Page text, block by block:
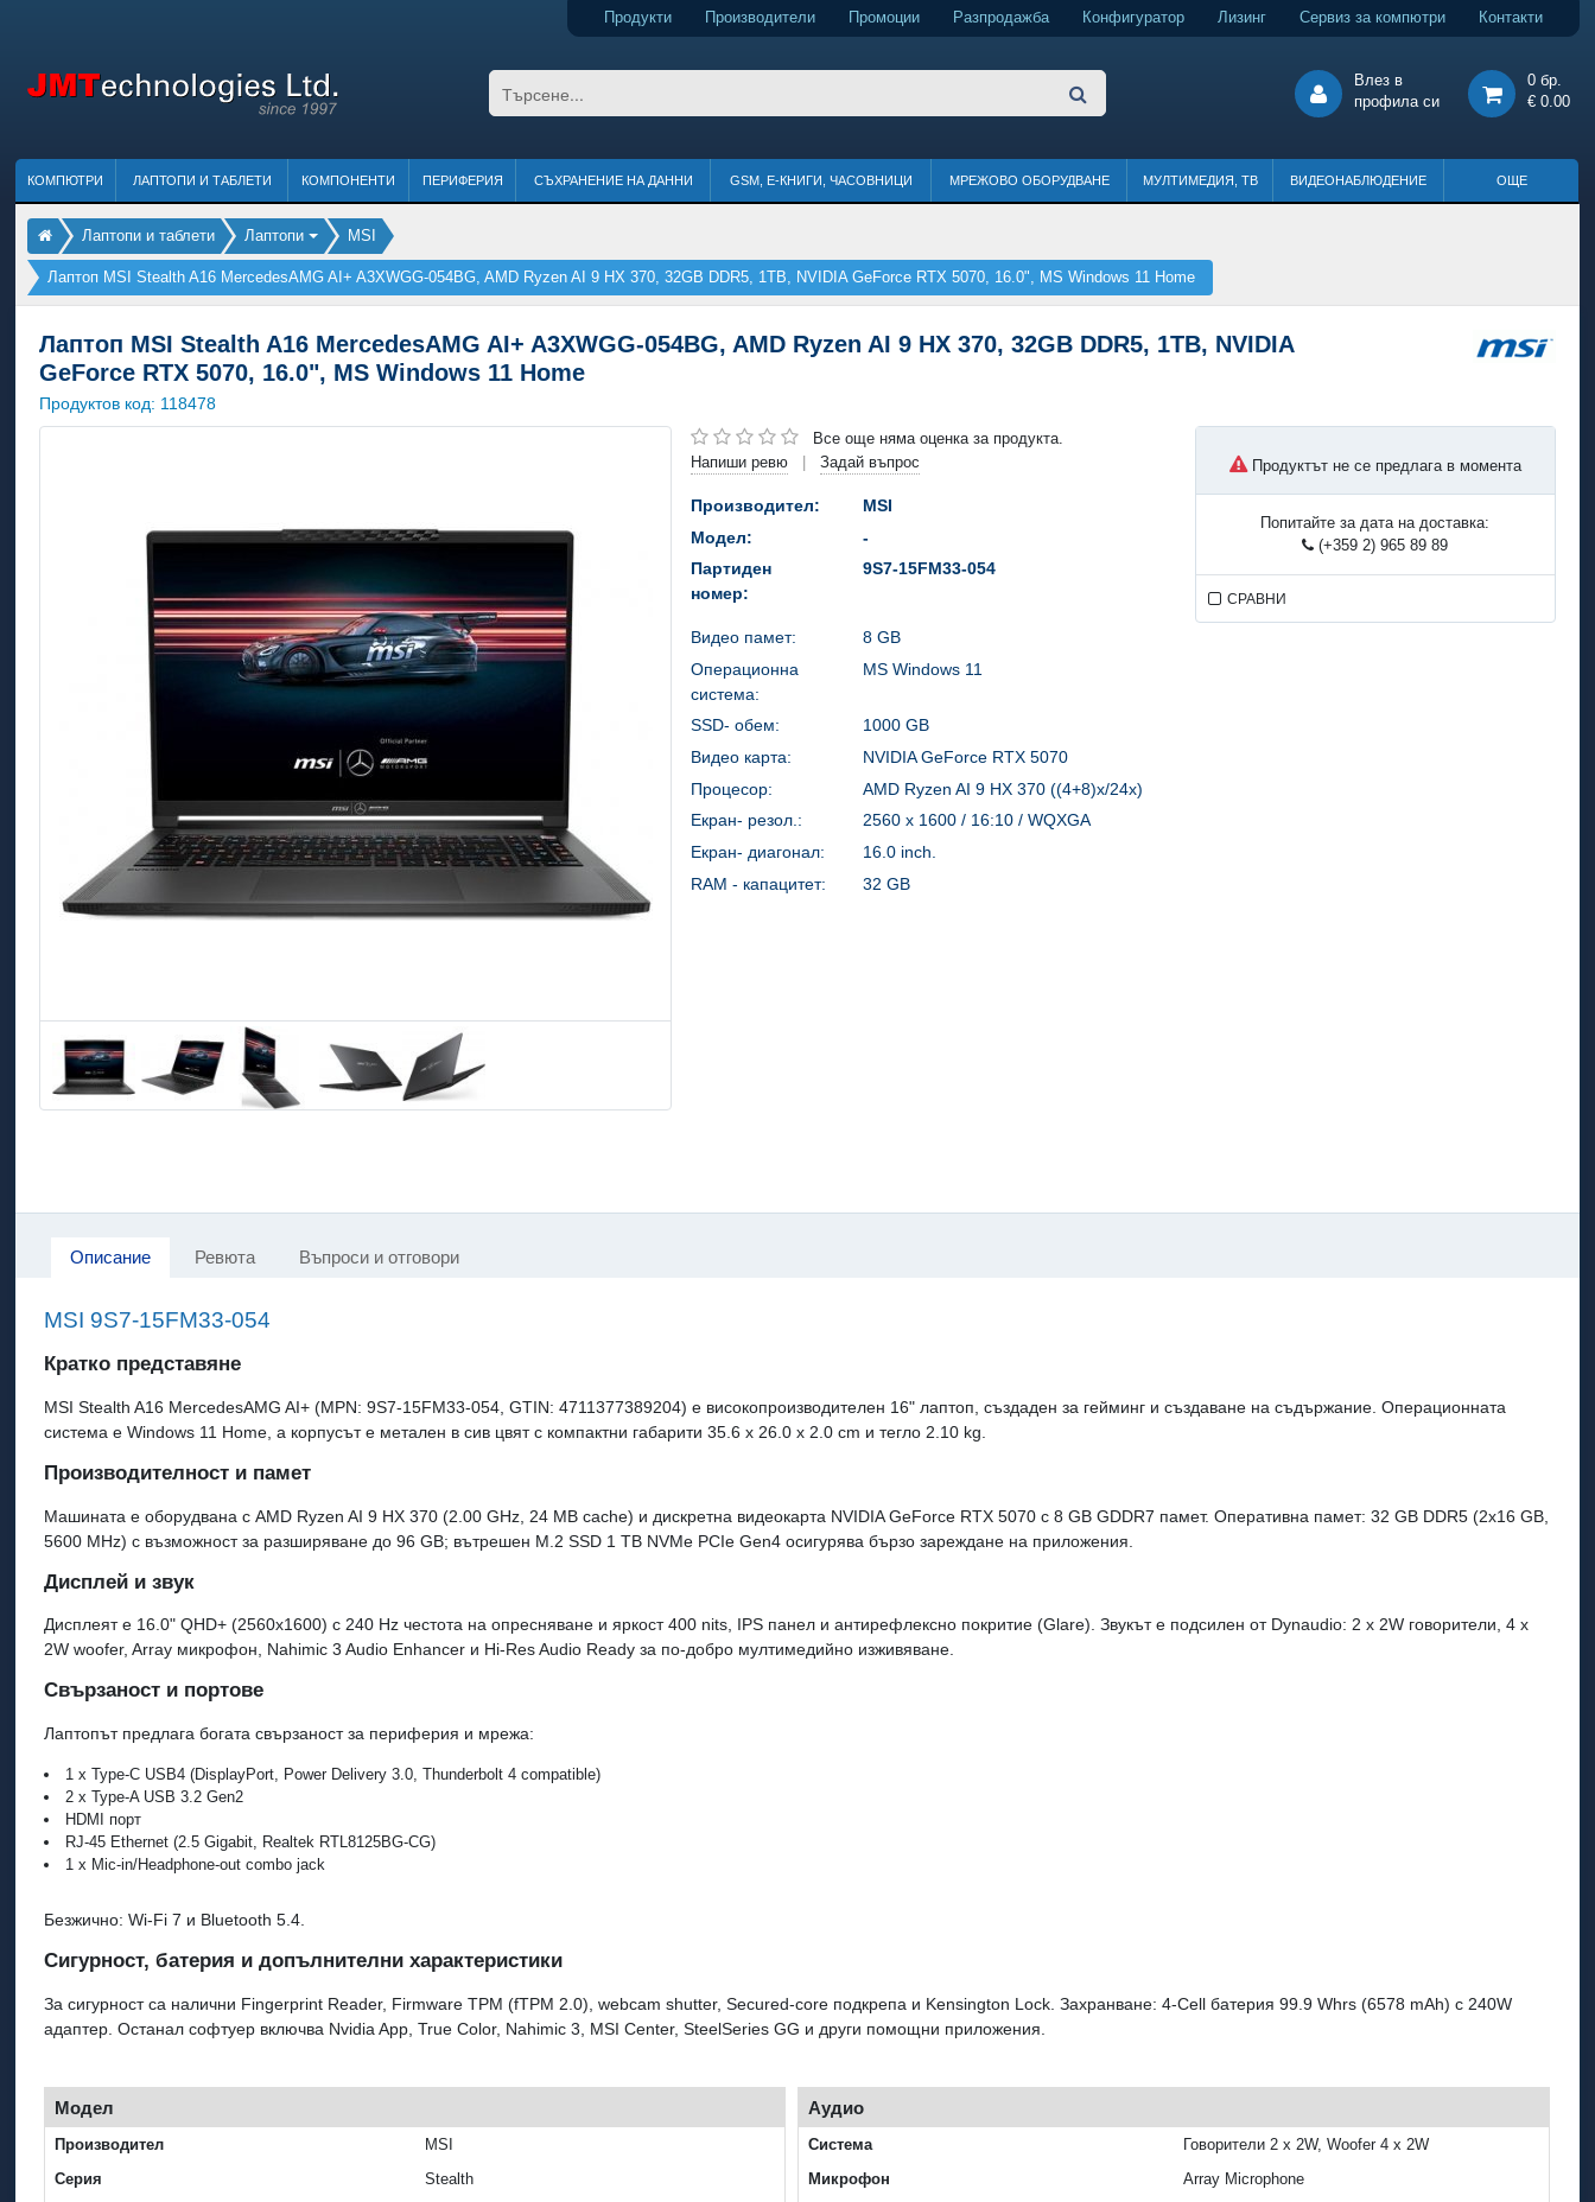
Продукти Производители Промоции Разпродажба Конфигуратор Лизинг Сервиз за компютри Контакти
Влез в
профила си
0 бр.
€ 0.00
КОМПЮТРИ ЛАПТОПИ И ТАБЛЕТИ КОМПОНЕНТИ ПЕРИФЕРИЯ СЪХРАНЕНИЕ НА ДАННИ GSM, Е-КНИГИ, ЧАСОВНИЦИ МРЕЖОВО ОБОРУДВАНЕ МУЛТИМЕДИЯ, ТВ ВИДЕОНАБЛЮДЕНИЕ ОЩЕ
Лаптопи и таблети Лаптопи MSI
Лаптоп MSI Stealth A16 MercedesAMG AI+ A3XWGG-054BG, AMD Ryzen AI 9 HX 370, 32GB DDR5, 1TB, NVIDIA GeForce RTX 5070, 16.0", MS Windows 11 Home
Лаптоп MSI Stealth A16 MercedesAMG AI+ A3XWGG-054BG, AMD Ryzen AI 9 HX 370, 32GB DDR5, 1TB, NVIDIA
GeForce RTX 5070, 16.0", MS Windows 11 Home
Продуктов код: 118478
Все още няма оценка за продукта.
Напиши ревю
Задай въпрос
Производител:
MSI
Модел:
-
Партиден
номер:
9S7-15FM33-054
Видео памет:
8 GB
Операционна
система:
MS Windows 11
SSD- обем:
1000 GB
Видео карта:
NVIDIA GeForce RTX 5070
Процесор:
AMD Ryzen AI 9 HX 370 ((4+8)x/24x)
Екран- резол.:
2560 x 1600 / 16:10 / WQXGA
Екран- диагонал:
16.0 inch.
RAM - капацитет:
32 GB
Продуктът не се предлага в момента
Попитайте за дата на доставка:
(+359 2) 965 89 89
СРАВНИ
Описание Ревюта Въпроси и отговори
MSI 9S7-15FM33-054
Кратко представяне
MSI Stealth A16 MercedesAMG AI+ (MPN: 9S7-15FM33-054, GTIN: 4711377389204) е високопроизводителен 16" лаптоп, създаден за гейминг и създаване на съдържание. Операционната
система е Windows 11 Home, а корпусът е метален в сив цвят с компактни габарити 35.6 x 26.0 x 2.0 cm и тегло 2.10 kg.
Производителност и памет
Машината е оборудвана с AMD Ryzen AI 9 HX 370 (2.00 GHz, 24 MB cache) и дискретна видеокарта NVIDIA GeForce RTX 5070 с 8 GB GDDR7 памет. Оперативна памет: 32 GB DDR5 (2x16 GB,
5600 MHz) с възможност за разширяване до 96 GB; вътрешен M.2 SSD 1 TB NVMe PCIe Gen4 осигурява бързо зареждане на приложения.
Дисплей и звук
Дисплеят е 16.0" QHD+ (2560x1600) с 240 Hz честота на опресняване и яркост 400 nits, IPS панел и антирефлексно покритие (Glare). Звукът е подсилен от Dynaudio: 2 x 2W говорители, 4 x
2W woofer, Array микрофон, Nahimic 3 Audio Enhancer и Hi-Res Audio Ready за по-добро мултимедийно изживяване.
Свързаност и портове
Лаптопът предлага богата свързаност за периферия и мрежа:
1 x Type-C USB4 (DisplayPort, Power Delivery 3.0, Thunderbolt 4 compatible)
2 x Type-A USB 3.2 Gen2
HDMI порт
RJ-45 Ethernet (2.5 Gigabit, Realtek RTL8125BG-CG)
1 x Mic-in/Headphone-out combo jack
Безжично: Wi‑Fi 7 и Bluetooth 5.4.
Сигурност, батерия и допълнителни характеристики
За сигурност са налични Fingerprint Reader, Firmware TPM (fTPM 2.0), webcam shutter, Secured-core подкрепа и Kensington Lock. Захранване: 4‑Cell батерия 99.9 Whrs (6578 mAh) с 240W
адаптер. Останал софтуер включва Nvidia App, True Color, Nahimic 3, MSI Center, SteelSeries GG и други помощни приложения.
Модел
Производител
MSI
Серия
Stealth
Аудио
Система
Говорители 2 x 2W, Woofer 4 x 2W
Микрофон
Array Microphone